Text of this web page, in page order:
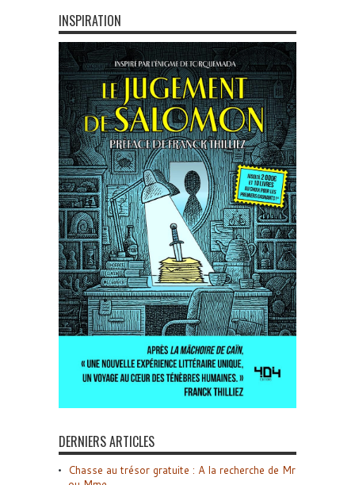
INSPIRATION
DERNIERS ARTICLES
Chasse au trésor gratuite : A la recherche de Mr